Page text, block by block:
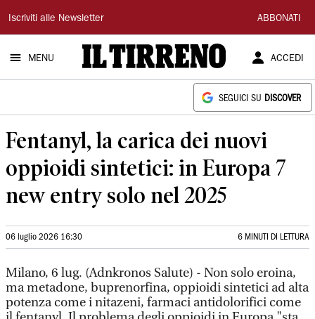
Il
Tirreno
Iscriviti alle Newsletter ABBONATI
MENU ACCEDI
SEGUICI SU DISCOVER
Fentanyl, la carica dei nuovi
oppioidi sintetici: in Europa 7
new entry solo nel 2025
06 luglio 2026 16:30 6 MINUTI DI LETTURA
Milano, 6 lug. (Adnkronos Salute) - Non solo eroina,
ma metadone, buprenorfina, oppioidi sintetici ad alta
potenza come i nitazeni, farmaci antidolorifici come